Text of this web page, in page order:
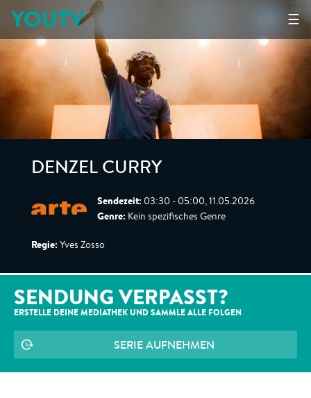
☰
YOUTV
DENZEL CURRY
Sendezeit: 03:30 - 05:00, 11.05.2026
Genre: Kein spezifisches Genre
Regie: Yves Zosso
SENDUNG VERPASST?
ERSTELLE DEINE MEDIATHEK UND SAMMLE ALLE FOLGEN
SERIE AUFNEHMEN